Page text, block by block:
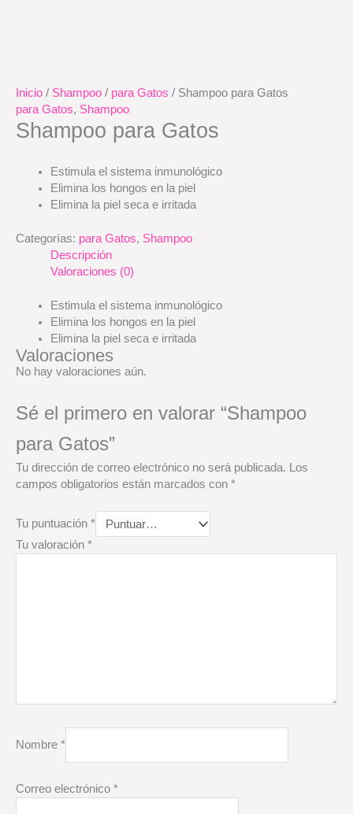
Inicio / Shampoo / para Gatos / Shampoo para Gatos
para Gatos, Shampoo
Shampoo para Gatos
Estimula el sistema inmunológico
Elimina los hongos en la piel
Elimina la piel seca e irritada
Categorías: para Gatos, Shampoo
Descripción
Valoraciones (0)
Estimula el sistema inmunológico
Elimina los hongos en la piel
Elimina la piel seca e irritada
Valoraciones
No hay valoraciones aún.
Sé el primero en valorar “Shampoo
para Gatos”
Tu dirección de correo electrónico no será publicada.
Los
campos obligatorios están marcados con *
Tu puntuación *
Tu valoración *
Nombre *
Correo electrónico *